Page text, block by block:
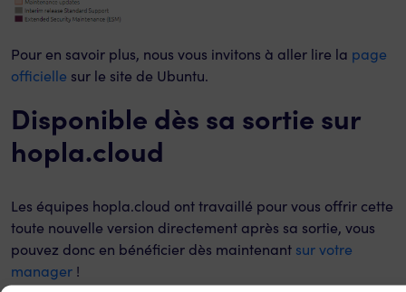
Pour en savoir plus, nous vous invitons à aller lire la page
officielle sur le site de Ubuntu.
Disponible dès sa sortie sur
hopla.cloud
Les équipes hopla.cloud ont travaillé pour vous offrir cette
toute nouvelle version directement après sa sortie, vous
pouvez donc en bénéficier dès maintenant sur votre
manager !